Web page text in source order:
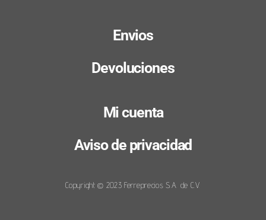
Envios
Devoluciones
Mi cuenta
Aviso de privacidad
Copyright © 2023 Ferreprecios S.A. de C.V.